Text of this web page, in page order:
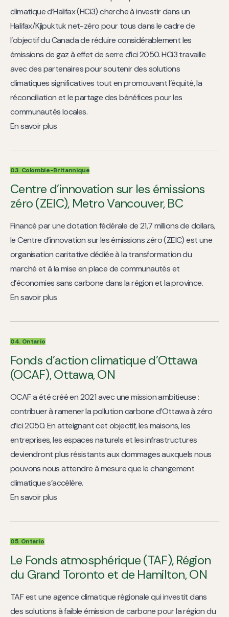
climatique d’Halifax (HCi3) cherche à investir dans un
Halifax/Kjipuktuk net-zéro pour tous dans le cadre de
l’objectif du Canada de réduire considérablement les
émissions de gaz à effet de serre d’ici 2050. HCi3 travaille
avec des partenaires pour soutenir des solutions
climatiques significatives tout en promouvant l’équité, la
réconciliation et le partage des bénéfices pour les
communautés locales.
En savoir plus
03. Colombie-Britannique
Centre d’innovation sur les émissions
zéro (ZEIC), Metro Vancouver, BC
Financé par une dotation fédérale de 21,7 millions de dollars,
le Centre d’innovation sur les émissions zéro (ZEIC) est une
organisation caritative dédiée à la transformation du
marché et à la mise en place de communautés et
d’économies sans carbone dans la région et la province.
En savoir plus
04. Ontario
Fonds d’action climatique d’Ottawa
(OCAF), Ottawa, ON
OCAF a été créé en 2021 avec une mission ambitieuse :
contribuer à ramener la pollution carbone d’Ottawa à zéro
d’ici 2050. En atteignant cet objectif, les maisons, les
entreprises, les espaces naturels et les infrastructures
deviendront plus résistants aux dommages auxquels nous
pouvons nous attendre à mesure que le changement
climatique s’accélère.
En savoir plus
05. Ontario
Le Fonds atmosphérique (TAF), Région
du Grand Toronto et de Hamilton, ON
TAF est une agence climatique régionale qui investit dans
des solutions à faible émission de carbone pour la région du